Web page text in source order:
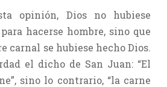
opinión, Dios no hubiese
hacerse hombre, sino que
carnal se hubiese hecho Dios.
el dicho de San Juan: “El
sino lo contrario, “la carne